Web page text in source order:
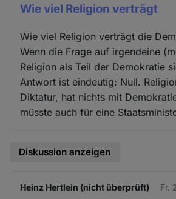
Wie viel Religion verträgt
Wie viel Religion verträgt die
Wenn die Frage auf irgendeine
Religion als Teil der Demokratie
Antwort ist eindeutig: Null.
Diktatur, hat nichts mit
müsste auch für eine
Diskussion anzeigen
Heinz Hertlein (nicht überprüft) Fr.